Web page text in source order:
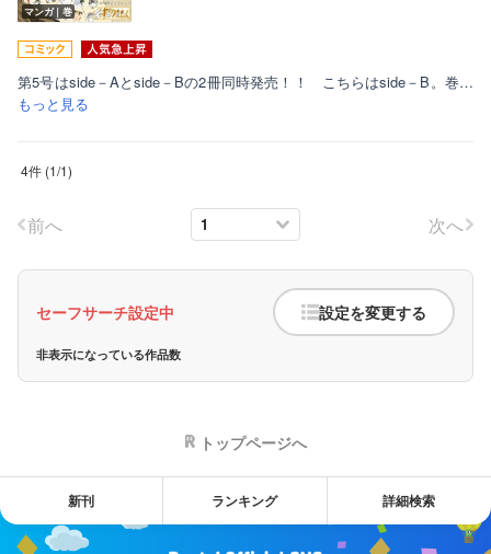
マンガ｜巻
第5号はside－Aとside－Bの2冊同時発売！！ こちらはside－B。巻…
もっと見る
4件 (1/1)
前へ 次へ
セーフサーチ設定中 設定を変更する
非表示になっている作品数
トップページへ
新刊 ランキング 詳細検索